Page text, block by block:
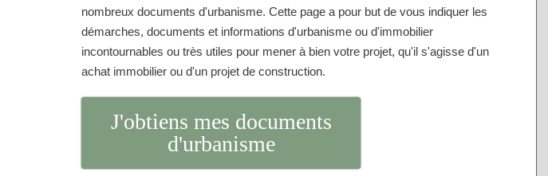
nombreux documents d'urbanisme. Cette page a pour but de vous indiquer les
démarches, documents et informations d'urbanisme ou d'immobilier
incontournables ou très utiles pour mener à bien votre projet, qu'il s'agisse d'un
achat immobilier ou d'un projet de construction.
J'obtiens mes documents
d'urbanisme